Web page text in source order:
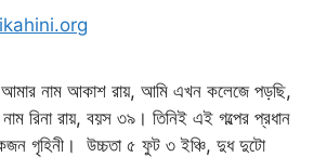
আমার নাম আকাশ রায়, আমি এখন কলেজে পড়ছি,
রিনা রায়, বয়স ৩৯। তিনিই এই গল্পের প্রধান
গৃহিনী। উচ্চতা ৫ ফুট ৩ ইঞ্চি, দুধ দুটো